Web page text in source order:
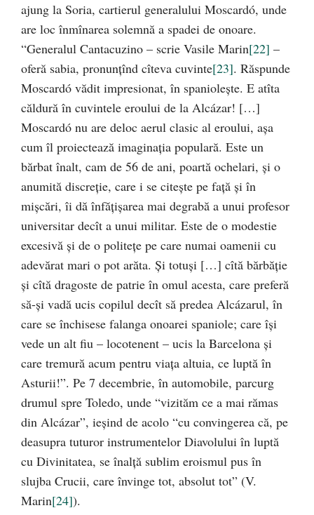
ajung la Soria, cartierul generalului Moscardó, unde
are loc înmînarea solemnă a spadei de onoare.
“Generalul Cantacuzino – scrie Vasile Marin[22] –
oferă sabia, pronunţînd cîteva cuvinte[23]. Răspunde
Moscardó vădit impresionat, în spanioleşte. E atîta
căldură în cuvintele eroului de la Alcázar! […]
Moscardó nu are deloc aerul clasic al eroului, aşa
cum îl proiectează imaginaţia populară. Este un
bărbat înalt, cam de 56 de ani, poartă ochelari, şi o
anumită discreţie, care i se citeşte pe faţă şi în
mişcări, îi dă înfăţişarea mai degrabă a unui profesor
universitar decît a unui militar. Este de o modestie
excesivă şi de o politeţe pe care numai oamenii cu
adevărat mari o pot arăta. Şi totuşi […] cîtă bărbăţie
şi cîtă dragoste de patrie în omul acesta, care preferă
să-şi vadă ucis copilul decît să predea Alcázarul, în
care se închisese falanga onoarei spaniole; care îşi
vede un alt fiu – locotenent – ucis la Barcelona şi
care tremură acum pentru viaţa altuia, ce luptă în
Asturii!”. Pe 7 decembrie, în automobile, parcurg
drumul spre Toledo, unde “vizităm ce a mai rămas
din Alcázar”, ieşind de acolo “cu convingerea că, pe
deasupra tuturor instrumentelor Diavolului în luptă
cu Divinitatea, se înalţă sublim eroismul pus în
slujba Crucii, care învinge tot, absolut tot” (V.
Marin[24]).